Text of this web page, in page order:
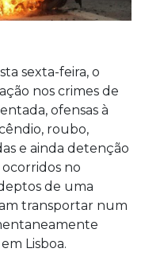
sexta-feira, o
nos crimes de
ofensas à
roubo,
e ainda detenção
no
de uma
transportar num
Lisboa.